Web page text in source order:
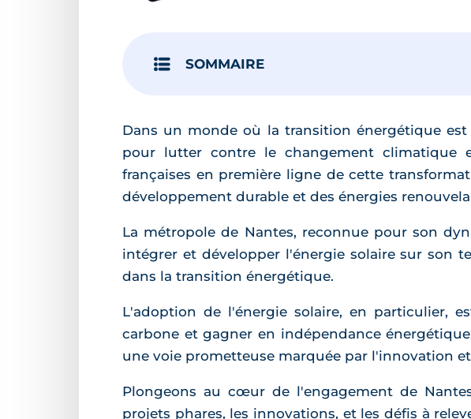
SOMMAIRE
Dans un monde où la transition énergétique
pour lutter contre le changement climatique
françaises en première ligne de cette
développement durable et des énergies
La métropole de Nantes, reconnue pour son
intégrer et développer l'énergie solaire sur son
dans la transition énergétique.
L'adoption de l'énergie solaire, en particulier,
carbone et gagner en indépendance
une voie prometteuse marquée par l'innovation
Plongeons au cœur de l'engagement de
projets phares, les innovations, et les défis à